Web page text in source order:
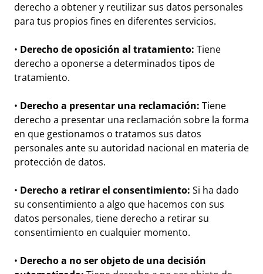
derecho a obtener y reutilizar sus datos personales
para tus propios fines en diferentes servicios.
• Derecho de oposición al tratamiento: Tiene
derecho a oponerse a determinados tipos de
tratamiento.
• Derecho a presentar una reclamación: Tiene
derecho a presentar una reclamación sobre la forma
en que gestionamos o tratamos sus datos
personales ante su autoridad nacional en materia de
protección de datos.
• Derecho a retirar el consentimiento: Si ha dado
su consentimiento a algo que hacemos con sus
datos personales, tiene derecho a retirar su
consentimiento en cualquier momento.
• Derecho a no ser objeto de una decisión